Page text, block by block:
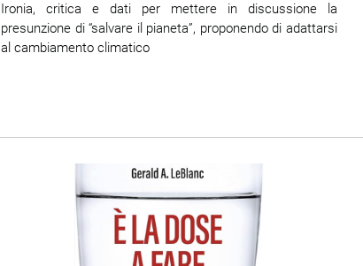
Ironia, critica e dati per mettere in discussione la
presunzione di “salvare il pianeta”, proponendo di adattarsi
al cambiamento climatico